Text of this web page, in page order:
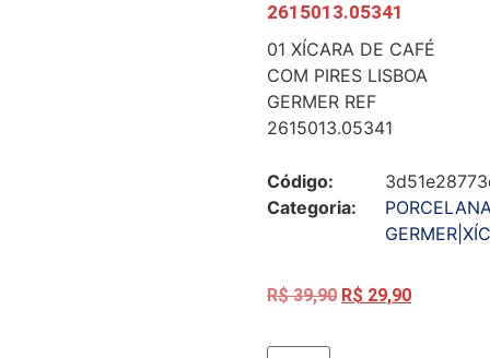
2615013.05341
01 XÍCARA DE CAFÉ
COM PIRES LISBOA
GERMER REF
2615013.05341
Código:
Categoria:
R$39,90 R$ 29,90